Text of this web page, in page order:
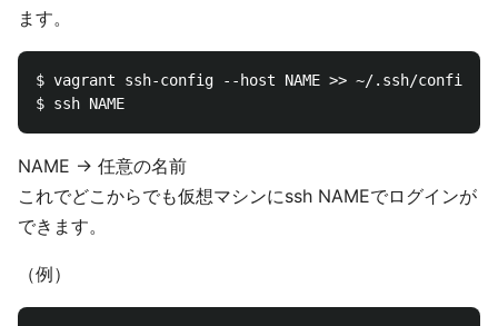
ます。
$ vagrant ssh-config --host NAME >> ~/.ssh/config
NAME -> 任意の名前
これでどこからでも仮想マシンにssh NAMEでログインが
できます。
（例）